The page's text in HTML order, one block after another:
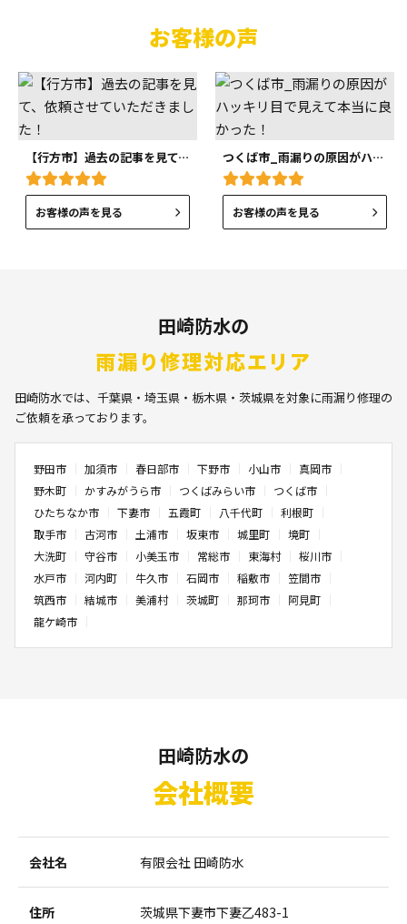
お客様の声
【行方市】過去の記事を見て、依頼させていただきました！
お客様の声を見る
つくば市_雨漏りの原因がハッキリ目で見えて本当に良かった！
お客様の声を見る
田崎防水の
雨漏り修理対応エリア
田崎防水では、千葉県・埼玉県・栃木県・茨城県を対象に雨漏り修理の
ご依頼を承っております。
野田市 加須市 春日部市 下野市 小山市
真岡市
野木町
かすみがうら市 つくばみらい市
つくば市
ひたちなか市
下妻市 五霞町 八千代町
利根町
取手市
古河市 土浦市 坂東市 城里町
境町
大洗町
守谷市 小美玉市 常総市 東海村
桜川市
水戸市
河内町 牛久市 石岡市 稲敷市
笠間市
筑西市
結城市 美浦村 茨城町 那珂市
阿見町
龍ケ崎市
田崎防水の
会社概要
会社名 有限会社 田崎防水
住所 茨城県下妻市下妻乙483-1